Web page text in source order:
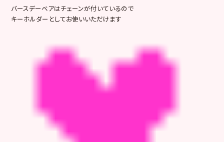
バースデーベアはチェーンが付いているので
キーホルダーとしてお使いいただけます